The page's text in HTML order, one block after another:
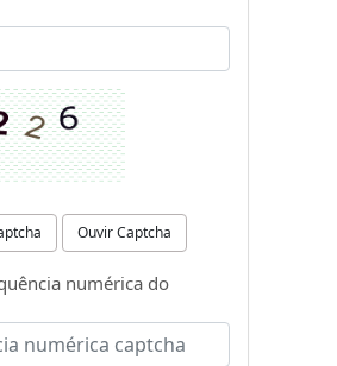
Ouvir Captcha
numérica do